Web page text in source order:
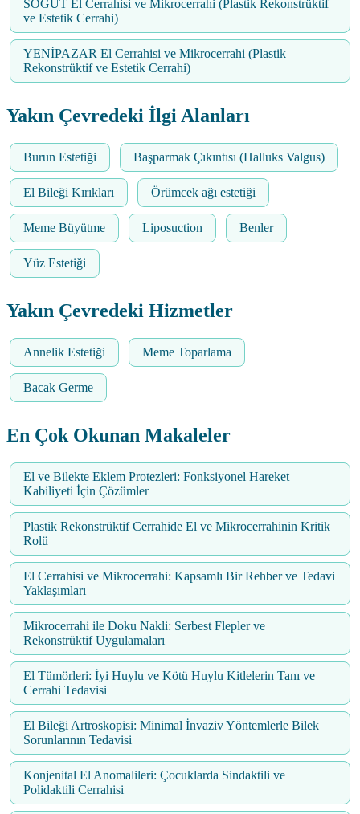
SÖĞÜT El Cerrahisi ve Mikrocerrahi (Plastik Rekonstrüktif
ve Estetik Cerrahi)
YENİPAZAR El Cerrahisi ve Mikrocerrahi (Plastik
Rekonstrüktif ve Estetik Cerrahi)
Yakın Çevredeki İlgi Alanları
Burun Estetiği Başparmak Çıkıntısı (Halluks Valgus)
El Bileği Kırıkları Örümcek ağı estetiği
Meme Büyütme Liposuction Benler
Yüz Estetiği
Yakın Çevredeki Hizmetler
Annelik Estetiği Meme Toparlama
Bacak Germe
En Çok Okunan Makaleler
El ve Bilekte Eklem Protezleri: Fonksiyonel Hareket
Kabiliyeti İçin Çözümler
Plastik Rekonstrüktif Cerrahide El ve Mikrocerrahinin Kritik
Rolü
El Cerrahisi ve Mikrocerrahi: Kapsamlı Bir Rehber ve Tedavi
Yaklaşımları
Mikrocerrahi ile Doku Nakli: Serbest Flepler ve
Rekonstrüktif Uygulamaları
El Tümörleri: İyi Huylu ve Kötü Huylu Kitlelerin Tanı ve
Cerrahi Tedavisi
El Bileği Artroskopisi: Minimal İnvaziv Yöntemlerle Bilek
Sorunlarının Tedavisi
Konjenital El Anomalileri: Çocuklarda Sindaktili ve
Polidaktili Cerrahisi